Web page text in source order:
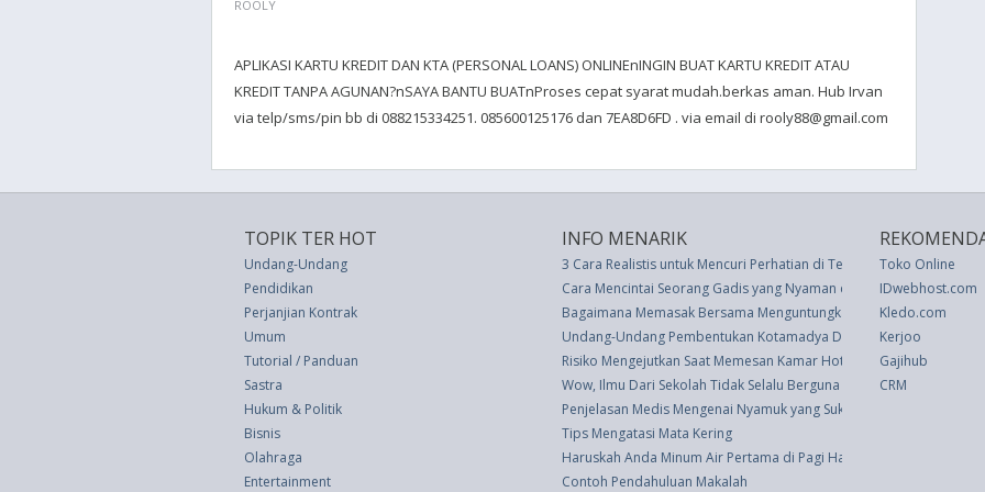
ROOLY
APLIKASI KARTU KREDIT DAN KTA (PERSONAL LOANS) ONLINEnINGIN BUAT KARTU KREDIT ATAU
KREDIT TANPA AGUNAN?nSAYA BANTU BUATnProses cepat syarat mudah.berkas aman. Hub Irvan
via telp/sms/pin bb di 088215334251. 085600125176 dan 7EA8D6FD . via email di rooly88@gmail.com
TOPIK TER HOT
Undang-Undang
Pendidikan
Perjanjian Kontrak
Umum
Tutorial / Panduan
Sastra
Hukum & Politik
Bisnis
Olahraga
Entertainment
INFO MENARIK
3 Cara Realistis untuk Mencuri Perhatian di Tengah Kesibukan Kerja
Cara Mencintai Seorang Gadis yang Nyaman dengan Diri Sendiri
Bagaimana Memasak Bersama Menguntungkan Hubungan Anda
Undang-Undang Pembentukan Kotamadya Daerah Tingkat Ii Bekasi
Risiko Mengejutkan Saat Memesan Kamar Hotel Via Online
Wow, Ilmu Dari Sekolah Tidak Selalu Berguna di Dunia Kerja
Penjelasan Medis Mengenai Nyamuk yang Suka Manusia Berdarah
Tips Mengatasi Mata Kering
Haruskah Anda Minum Air Pertama di Pagi Hari?
Contoh Pendahuluan Makalah
Toko Online
IDwebhost.com
Kledo.com
Kerjoo
Gajihub
CRM